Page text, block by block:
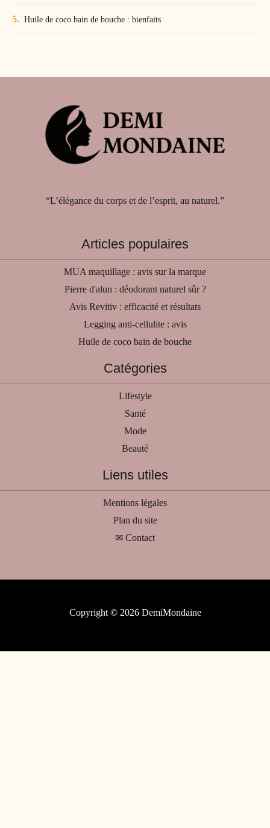
Huile de coco bain de bouche : bienfaits
“L’élégance du corps et de l’esprit, au naturel.”
Articles populaires
MUA maquillage : avis sur la marque
Pierre d'alun : déodorant naturel sûr ?
Avis Revitiv : efficacité et résultats
Legging anti-cellulite : avis
Huile de coco bain de bouche
Catégories
Lifestyle
Santé
Mode
Beauté
Liens utiles
Mentions légales
Plan du site
✉ Contact
Copyright © 2026 DemiMondaine